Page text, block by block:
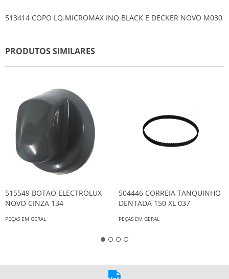
513414 COPO LQ.MICROMAX INQ.BLACK E DECKER NOVO M030
PRODUTOS SIMILARES
515549 BOTAO ELECTROLUX
NOVO CINZA 134
PEÇAS EM GERAL
504446 CORREIA TANQUINHO
DENTADA 150 XL 037
PEÇAS EM GERAL